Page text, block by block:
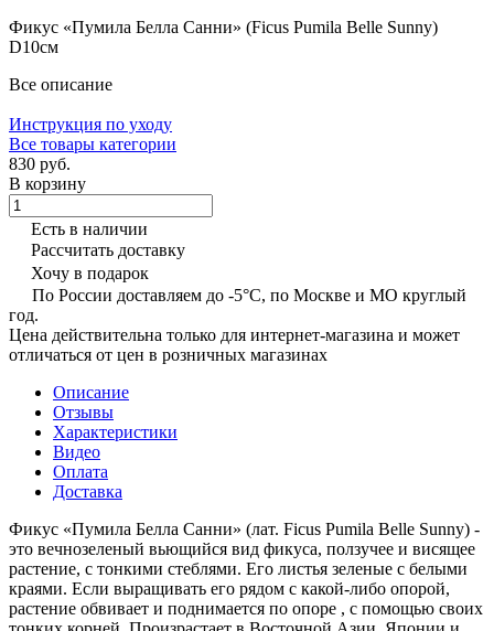
Фикус «Пумила Белла Санни» (Ficus Pumila Belle Sunny)
D10см
Все описание
Инструкция по уходу
Все товары категории
830 руб.
В корзину
Есть в наличии
Рассчитать доставку
Хочу в подарок
По России доставляем до -5°C, по Москве и МО круглый
год.
Цена действительна только для интернет-магазина и может
отличаться от цен в розничных магазинах
Описание
Отзывы
Характеристики
Видео
Оплата
Доставка
Фикус «Пумила Белла Санни» (лат. Ficus Pumila Belle Sunny) -
это вечнозеленый вьющийся вид фикуса, ползучее и висящее
растение, с тонкими стеблями. Его листья зеленые с белыми
краями. Если выращивать его рядом с какой-либо опорой,
растение обвивает и поднимается по опоре , с помощью своих